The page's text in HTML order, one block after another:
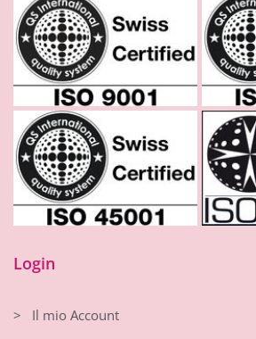
Login
> Il mio Account